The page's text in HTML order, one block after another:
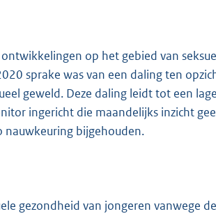
op het gebied van
sprake was van een daling ten
geweld. Deze daling leidt tot een
ingericht die maandelijks inzicht
nauwkeuring bijgehouden.
gezondheid van jongeren vanwege